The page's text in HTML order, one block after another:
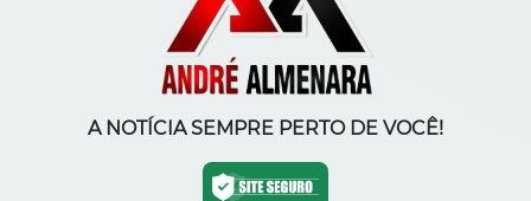
A NOTÍCIA SEMPRE PERTO DE VOCÊ!